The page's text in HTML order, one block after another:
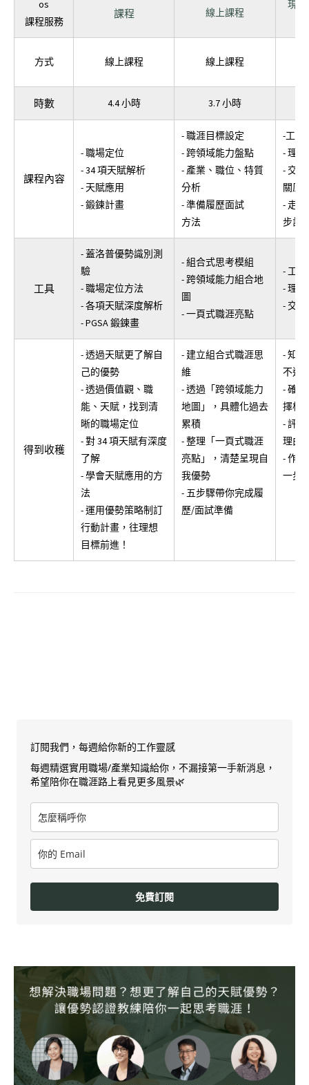
os
課程服務
課程
線上課程
現
方式 線上課程 線上課程
時數 4.4 小時 3.7 小時
課程內容
- 職場定位
- 34 項天賦解析
- 天賦應用
- 鍛鍊計畫
- 職涯目標設定
- 跨領域能力盤點
- 產業、職位、特質
分析
- 準備履歷面試
方法
-工作
- 理
- 交
關原
- 走
步計
工具
- 蓋洛普優勢識別測
驗
- 職場定位方法
- 各項天賦深度解析
- PGSA 鍛鍊畫
- 組合式思考模組
- 跨領域能力組合地
圖
- 一頁式職涯亮點
- 工
- 理
- 交
得到收穫
- 透過天賦更了解自
己的優勢
- 透過價值觀、職
能、天賦，找到清
晰的職場定位
- 對 34 項天賦有深度
了解
- 學會天賦應用的方
法
- 運用優勢策略制訂
行動計畫，往理想
目標前進！
- 建立組合式職涯思
維
- 透過「跨領域能力
地圖」，具體化過去
累積
- 整理「一頁式職涯
亮點」，清楚呈現自
我優勢
- 五步驟帶你完成履
歷/面試準備
- 知
不適
- 確
擇標
- 評
理由
- 作
一步
訂閱我們，每週給你新的工作靈感
每週精選實用職場/產業知識給你，不漏接第一手新消息，
希望陪你在職涯路上看見更多風景🌿
免費訂閱